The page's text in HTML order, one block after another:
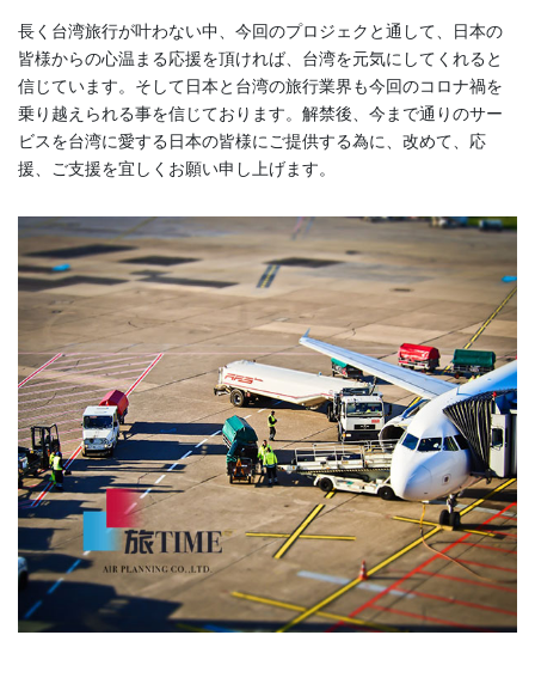
長く台湾旅行が叶わない中、今回のプロジェクと通して、日本の
皆様からの心温まる応援を頂ければ、台湾を元気にしてくれると
信じています。そして日本と台湾の旅行業界も今回のコロナ禍を
乗り越えられる事を信じております。解禁後、今まで通りのサー
ビスを台湾に愛する⽇本の皆様にご提供する為に、改めて、応
援、ご支援を宜しくお願い申し上げます。